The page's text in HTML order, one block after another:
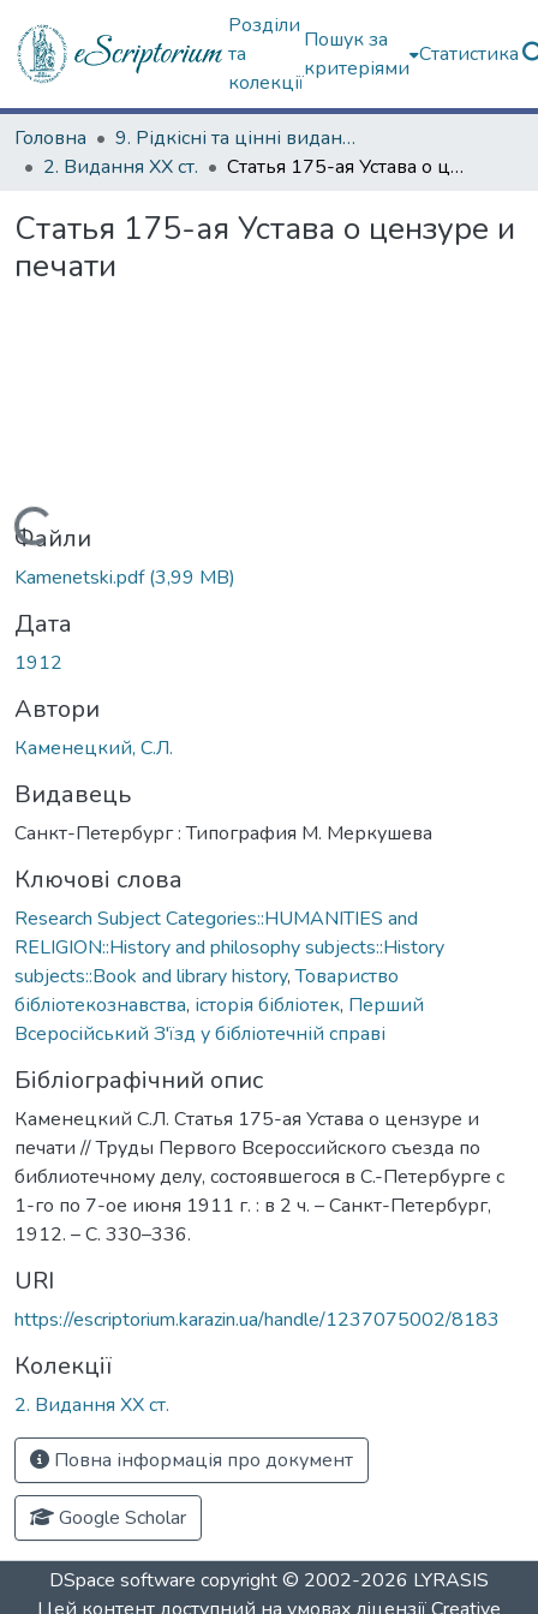
Розділи
та
колекції
Пошук за
критеріями
Статистика
Головна
9. Рідкісні та цінні видання
2. Видання ХХ ст.
Статья 175-ая Устава о цензуре и печати
Статья 175-ая Устава о цензуре и
печати
Вантажиться...
Файли
Kamenetski.pdf(3,99 MB)
Дата
1912
Автори
Каменецкий, С.Л.
Видавець
Санкт-Петербург : Типография М. Меркушева
Ключові слова
Research Subject Categories::HUMANITIES and
RELIGION::History and philosophy subjects::History
subjects::Book and library history,Товариство
бібліотекознавства, історія бібліотек, Перший
Всеросійський З'їзд у бібліотечній справі
Бібліографічний опис
Каменецкий С.Л. Статья 175-ая Устава о цензуре и
печати // Труды Первого Всероссийского съезда по
библиотечному делу, состоявшегося в С.-Петербурге с
1-го по 7-ое июня 1911 г. : в 2 ч. – Санкт-Петербург,
1912. – С. 330–336.
URI
https://escriptorium.karazin.ua/handle/1237075002/8183
Колекції
2. Видання ХХ ст.
Повна інформація про документ
Google Scholar
DSpace software copyright © 2002-2026 LYRASIS